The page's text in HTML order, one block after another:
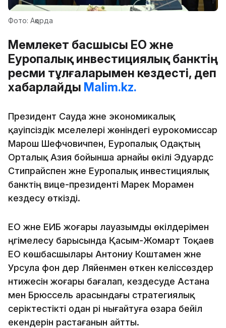
Фото: Ақорда
Мемлекет басшысы ЕО және
Еуропалық инвестициялық банктің
ресми тұлғаларымен кездесті, деп
хабарлайды Malim.kz.
Президент Сауда және экономикалық
қауіпсіздік мәселелері жөніндегі еурокомиссар
Марош Шефчовичпен, Еуропалық Одақтың
Орталық Азия бойынша арнайы өкілі Эдуардс
Стипрайспен және Еуропалық инвестициялық
банктің вице-президенті Марек Морамен
кездесу өткізді.
ЕО және ЕИБ жоғары лауазымды өкілдерімен
әңгімелесу барысында Қасым-Жомарт Тоқаев
ЕО көшбасшылары Антониу Коштамен және
Урсула фон дер Ляйенмен өткен келіссөздер
нәтижесін жоғары бағалап, кездесуде Астана
мен Брюссель арасындағы стратегиялық
серіктестікті одан әрі нығайтуға өзара бейіл
екендерін растағанын айтты.